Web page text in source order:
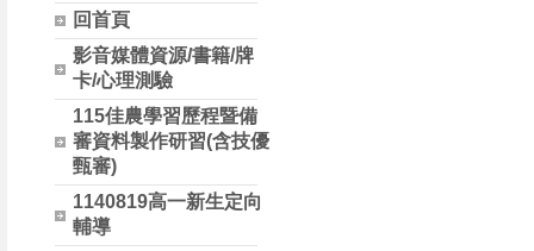
回首頁
影音媒體資源/書籍/牌
卡/心理測驗
115佳農學習歷程暨備
審資料製作研習(含技優
甄審)
1140819高一新生定向
輔導